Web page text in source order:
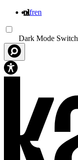
nlfren
Dark Mode Switch